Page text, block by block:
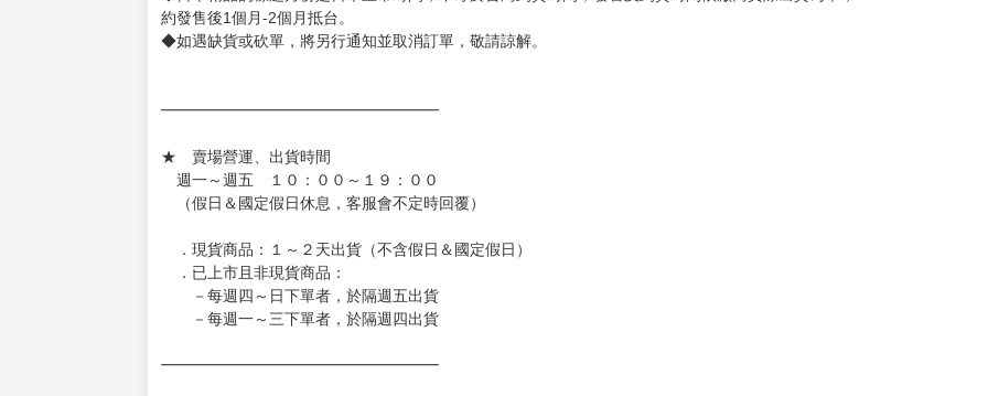
有時會上市前更改贈品內容或延後出版，還請注意。
◆網路購物取貨後開箱時建議全程錄影拍照存證，以保障買賣家雙方權益。
訂金金額將退回至買動漫錢包。
◆日本精品為受注代購性質，結單後恕無法取消，請慎重下單。
◆日本精品圖像僅供參考，設計及式樣請以實際商品為準，可能有色差。
約發售後1個月-2個月抵台。
◆如遇缺貨或砍單，將另行通知並取消訂單，敬請諒解。